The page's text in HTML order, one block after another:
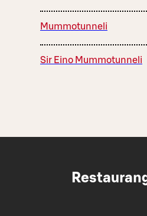
Mummotunneli
Sir Eino Mummotunneli